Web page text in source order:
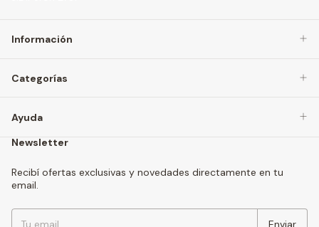
Información
Categorías
Ayuda
Newsletter
Recibí ofertas exclusivas y novedades directamente en tu
email.